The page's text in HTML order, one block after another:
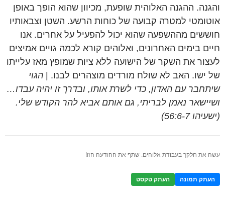
והגנה. ההגנה האלוהית שופעת, מכיוון שהוא הופך באופן
אוטומטי למטרה קבועה של כוחות הרשע. השטן וצבאותיו
חוששים מההשפעה שהוא יכול להפעיל על אחרים. אנו
חיים בימים האחרונים, ואלוהים קורא לכמה גויים אמיצים
לעצור את השקר של הישועה ללא ציות שמופץ מאז עלייתו
של ישו. האב לא שולח מורדים מוצהרים לבנו. | הגוי
שיתחבר עם האדון, כדי לשרת אותו, ובדרך זו יהיה עבדו…
ושיישאר נאמן לבריתי, גם אותם אביא להר הקודש שלי.
(ישעיהו 56:6-7)
עשה את חלקך בעבודת אלוהים. שתף את ההודעה הזו!
העתק תמונה העתק טקסט